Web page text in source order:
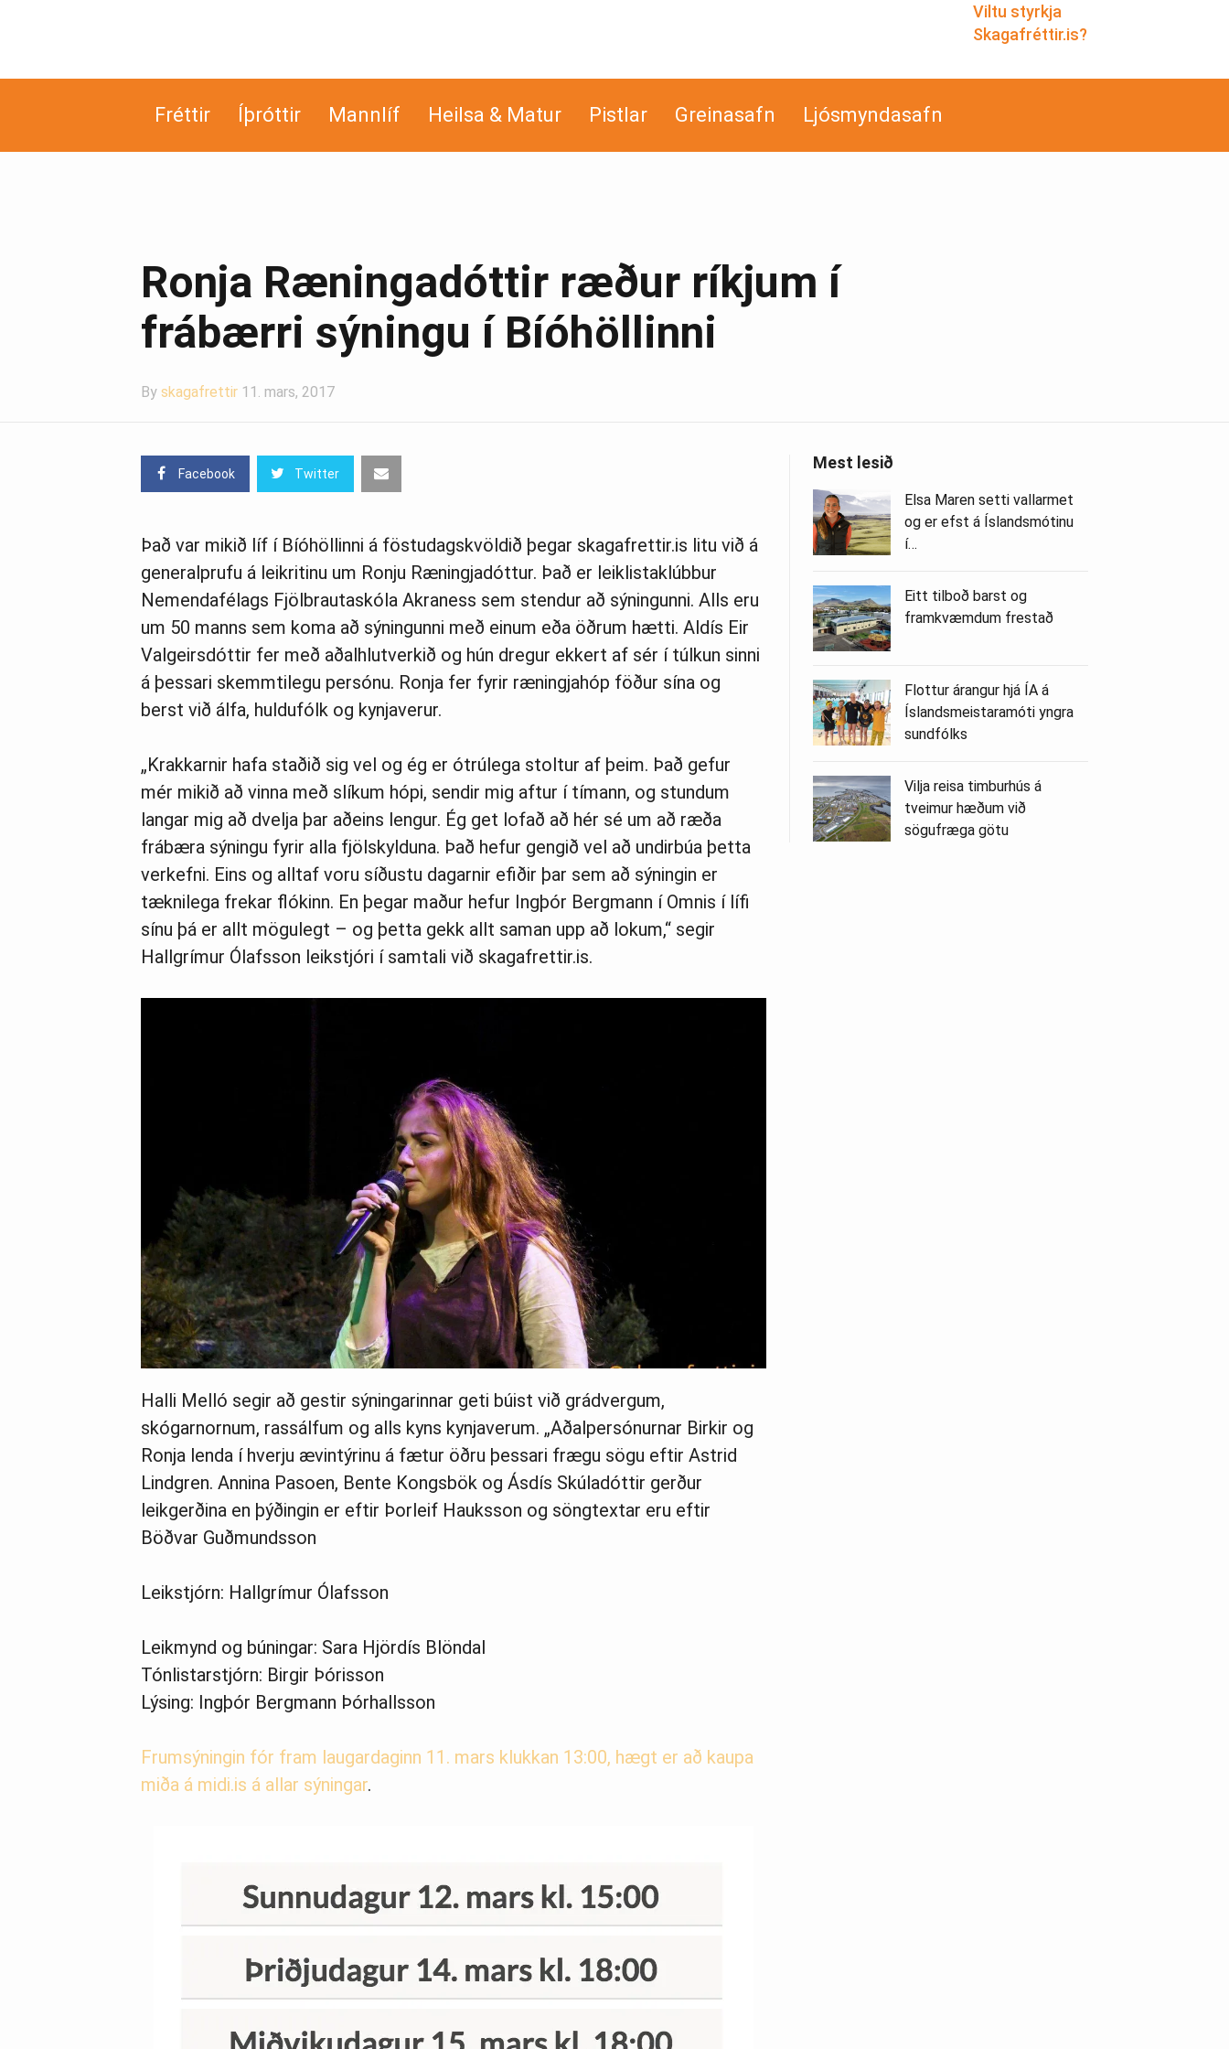
Viltu styrkja
Skagafréttir.is?
Fréttir Íþróttir Mannlíf Heilsa & Matur Pistlar Greinasafn Ljósmyndasafn
Ronja Ræningadóttir ræður ríkjum í
frábærri sýningu í Bíóhöllinni
By skagafrettir 11. mars, 2017
Facebook Twitter
Það var mikið líf í Bíóhöllinni á föstudagskvöldið þegar skagafrettir.is litu við á
generalprufu á leikritinu um Ronju Ræningjadóttur. Það er leiklistaklúbbur
Nemendafélags Fjölbrautaskóla Akraness sem stendur að sýningunni. Alls eru
um 50 manns sem koma að sýningunni með einum eða öðrum hætti. Aldís Eir
Valgeirsdóttir fer með aðalhlutverkið og hún dregur ekkert af sér í túlkun sinni
á þessari skemmtilegu persónu. Ronja fer fyrir ræningjahóp föður sína og
berst við álfa, huldufólk og kynjaverur.
„Krakkarnir hafa staðið sig vel og ég er ótrúlega stoltur af þeim. Það gefur
mér mikið að vinna með slíkum hópi, sendir mig aftur í tímann, og stundum
langar mig að dvelja þar aðeins lengur. Ég get lofað að hér sé um að ræða
frábæra sýningu fyrir alla fjölskylduna. Það hefur gengið vel að undirbúa þetta
verkefni. Eins og alltaf voru síðustu dagarnir efiðir þar sem að sýningin er
tæknilega frekar flókinn. En þegar maður hefur Ingþór Bergmann í Omnis í lífi
sínu þá er allt mögulegt – og þetta gekk allt saman upp að lokum,“ segir
Hallgrímur Ólafsson leikstjóri í samtali við skagafrettir.is.
Halli Melló segir að gestir sýningarinnar geti búist við grádvergum,
skógarnornum, rassálfum og alls kyns kynjaverum. „Aðalpersónurnar Birkir og
Ronja lenda í hverju ævintýrinu á fætur öðru þessari frægu sögu eftir Astrid
Lindgren. Annina Pasoen, Bente Kongsbök og Ásdís Skúladóttir gerður
leikgerðina en þýðingin er eftir Þorleif Hauksson og söngtextar eru eftir
Böðvar Guðmundsson
Leikstjórn: Hallgrímur Ólafsson
Leikmynd og búningar: Sara Hjördís Blöndal
Tónlistarstjórn: Birgir Þórisson
Lýsing: Ingþór Bergmann Þórhallsson
Frumsýningin fór fram laugardaginn 11. mars klukkan 13:00, hægt er að kaupa
miða á midi.is á allar sýningar.
Mest lesið
Elsa Maren setti vallarmet
og er efst á Íslandsmótinu
í…
Eitt tilboð barst og
framkvæmdum frestað
Flottur árangur hjá ÍA á
Íslandsmeistaramóti yngra
sundfólks
Vilja reisa timburhús á
tveimur hæðum við
sögufræga götu